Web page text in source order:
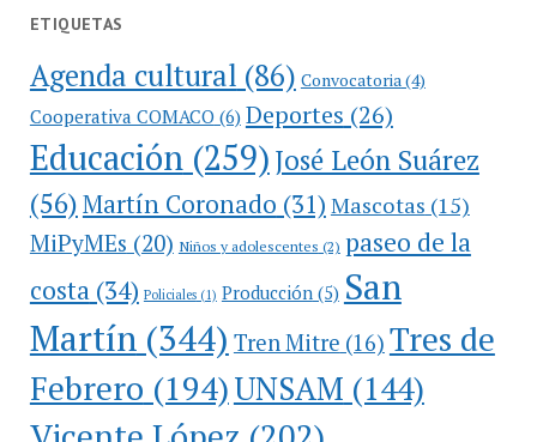
ETIQUETAS
Agenda cultural (86) Convocatoria (4)
Cooperativa COMACO(6) Deportes (26)
Educación(259)José León Suárez
(56)Martín Coronado (31) Mascotas (15)
MiPyMEs (20) Niños y adolescentes (2) paseo de la
costa(34) Policiales(1) Producción(5) San
Martín(344) Tren Mitre (16) Tres de
Febrero (194)UNSAM (144)